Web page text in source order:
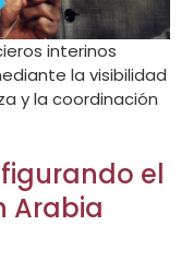
interinos
la visibilidad
y la coordinación
el
Arabia